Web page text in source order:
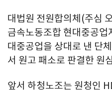
대법원 전원합의체(주심
금속노동조합 현대중공업
대중공업을 상대로 낸 단
서 원고 패소로 판결한 원
앞서 하청노조는 원청인